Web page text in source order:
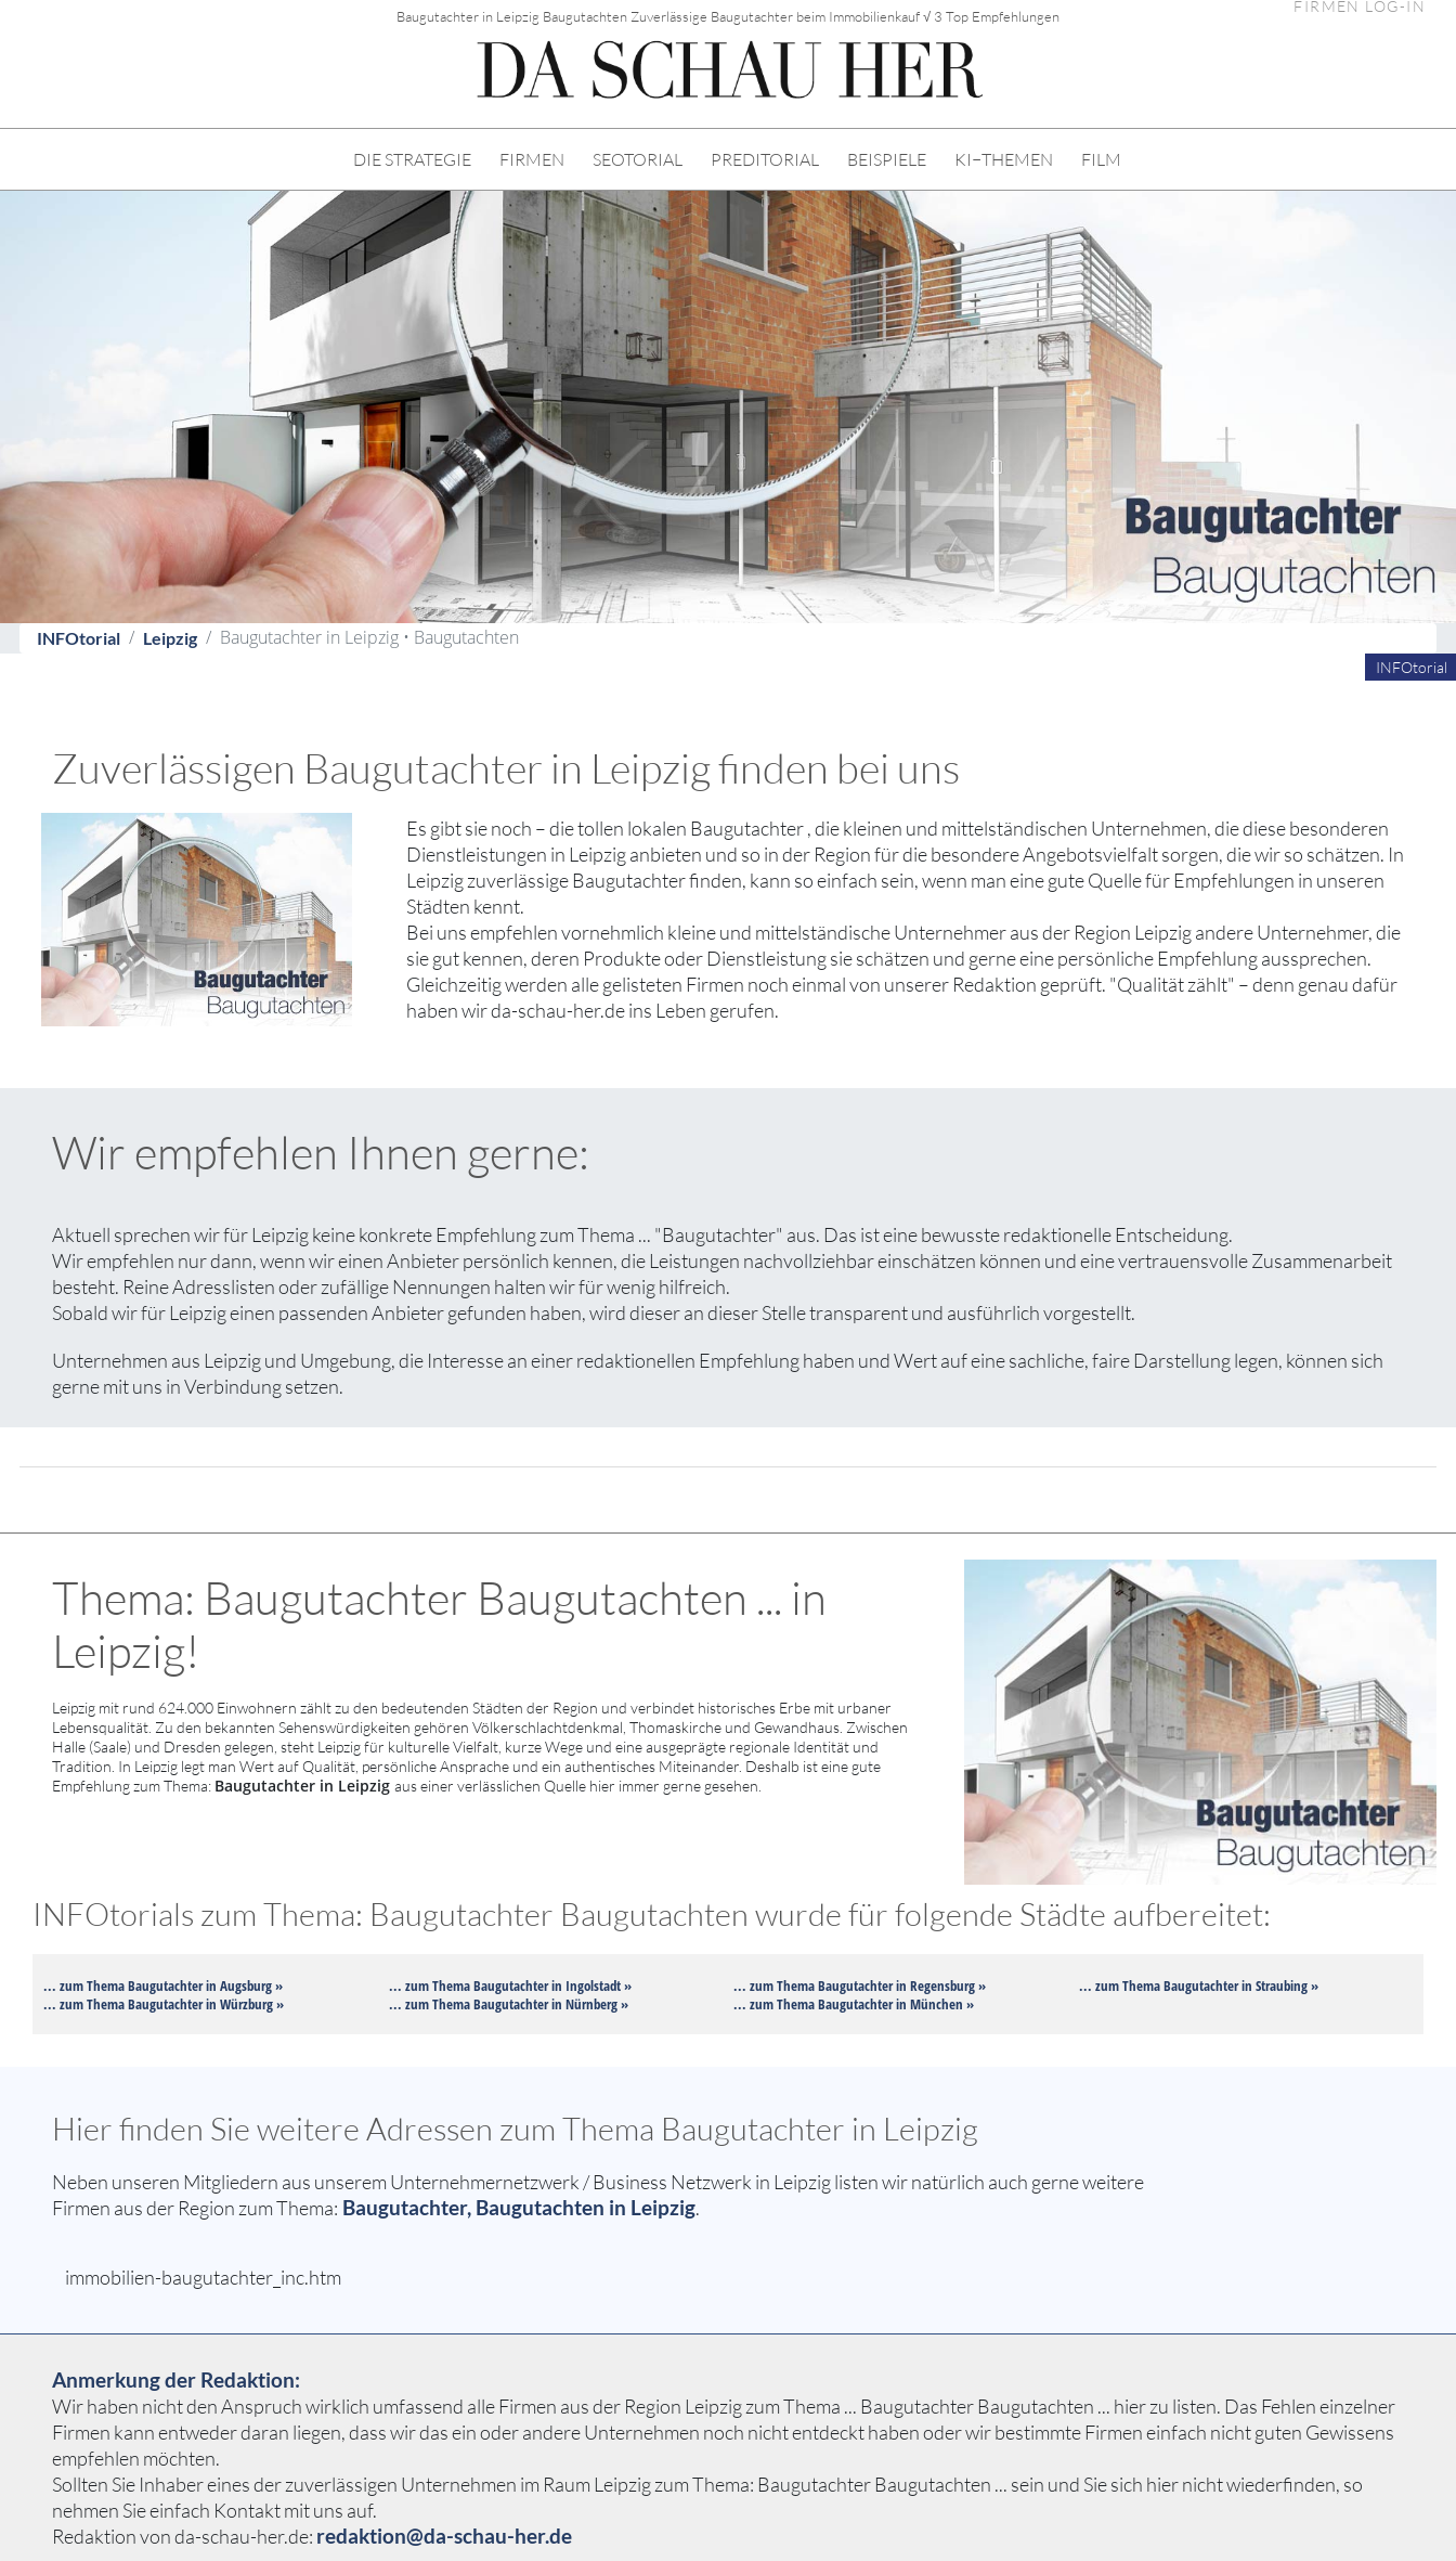
Baugutachter in Leipzig Baugutachten Zuverlässige Baugutachter beim Immobilienkauf √ 3 Top Empfehlungen
FIRMEN LOG-IN
DIE STRATEGIE FIRMEN SEOTORIAL PREDITORIAL BEISPIELE KI−THEMEN FILM
INFOtorial Leipzig Baugutachter in Leipzig • Baugutachten
INFOtorial
Zuverlässigen Baugutachter in Leipzig finden bei uns
Es gibt sie noch – die tollen lokalen Baugutachter , die kleinen und mittelständischen Unternehmen, die diese besonderen
Dienstleistungen in Leipzig anbieten und so in der Region für die besondere Angebotsvielfalt sorgen, die wir so schätzen. In
Leipzig zuverlässige Baugutachter finden, kann so einfach sein, wenn man eine gute Quelle für Empfehlungen in unseren
Städten kennt.
Bei uns empfehlen vornehmlich kleine und mittelständische Unternehmer aus der Region Leipzig andere Unternehmer, die
sie gut kennen, deren Produkte oder Dienstleistung sie schätzen und gerne eine persönliche Empfehlung aussprechen.
Gleichzeitig werden alle gelisteten Firmen noch einmal von unserer Redaktion geprüft. "Qualität zählt" – denn genau dafür
haben wir da-schau-her.de ins Leben gerufen.
Wir empfehlen Ihnen gerne:
Aktuell sprechen wir für Leipzig keine konkrete Empfehlung zum Thema ... "Baugutachter" aus. Das ist eine bewusste redaktionelle Entscheidung.
Wir empfehlen nur dann, wenn wir einen Anbieter persönlich kennen, die Leistungen nachvollziehbar einschätzen können und eine vertrauensvolle Zusammenarbeit
besteht. Reine Adresslisten oder zufällige Nennungen halten wir für wenig hilfreich.
Sobald wir für Leipzig einen passenden Anbieter gefunden haben, wird dieser an dieser Stelle transparent und ausführlich vorgestellt.
Unternehmen aus Leipzig und Umgebung, die Interesse an einer redaktionellen Empfehlung haben und Wert auf eine sachliche, faire Darstellung legen, können sich
gerne mit uns in Verbindung setzen.
Thema: Baugutachter Baugutachten ... in
Leipzig!
Leipzig mit rund 624.000 Einwohnern zählt zu den bedeutenden Städten der Region und verbindet historisches Erbe mit urbaner
Lebensqualität. Zu den bekannten Sehenswürdigkeiten gehören Völkerschlachtdenkmal, Thomaskirche und Gewandhaus. Zwischen
Halle (Saale) und Dresden gelegen, steht Leipzig für kulturelle Vielfalt, kurze Wege und eine ausgeprägte regionale Identität und
Tradition. In Leipzig legt man Wert auf Qualität, persönliche Ansprache und ein authentisches Miteinander. Deshalb ist eine gute
Empfehlung zum Thema: Baugutachter in Leipzig aus einer verlässlichen Quelle hier immer gerne gesehen.
INFOtorials zum Thema: Baugutachter Baugutachten wurde für folgende Städte aufbereitet:
... zum Thema Baugutachter in Augsburg »
... zum Thema Baugutachter in Würzburg »
... zum Thema Baugutachter in Ingolstadt »
... zum Thema Baugutachter in Nürnberg »
... zum Thema Baugutachter in Regensburg »
... zum Thema Baugutachter in München »
... zum Thema Baugutachter in Straubing »
Hier finden Sie weitere Adressen zum Thema Baugutachter in Leipzig
Neben unseren Mitgliedern aus unserem Unternehmernetzwerk / Business Netzwerk in Leipzig listen wir natürlich auch gerne weitere
Firmen aus der Region zum Thema: Baugutachter, Baugutachten in Leipzig.
immobilien-baugutachter_inc.htm
Anmerkung der Redaktion:
Wir haben nicht den Anspruch wirklich umfassend alle Firmen aus der Region Leipzig zum Thema ... Baugutachter Baugutachten ... hier zu listen. Das Fehlen einzelner
Firmen kann entweder daran liegen, dass wir das ein oder andere Unternehmen noch nicht entdeckt haben oder wir bestimmte Firmen einfach nicht guten Gewissens
empfehlen möchten.
Sollten Sie Inhaber eines der zuverlässigen Unternehmen im Raum Leipzig zum Thema: Baugutachter Baugutachten ... sein und Sie sich hier nicht wiederfinden, so
nehmen Sie einfach Kontakt mit uns auf.
Redaktion von da-schau-her.de: redaktion@da-schau-her.de